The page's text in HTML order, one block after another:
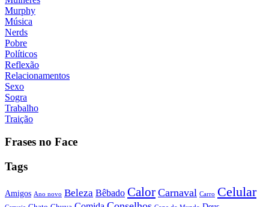
Murphy
Música
Nerds
Pobre
Políticos
Reflexão
Relacionamentos
Sexo
Sogra
Trabalho
Traição
Frases no Face
Tags
Amigos Ano novo Beleza Bêbado Calor Carnaval Carro Celular